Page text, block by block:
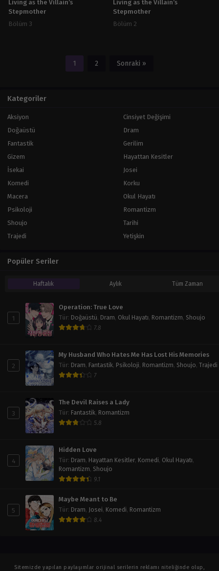
Living as the Villain’s
Stepmother
Bölüm 3
Living as the Villain’s
Stepmother
Bölüm 2
1 2 Sonraki »
Kategoriler
Aksiyon
Cinsiyet Değişimi
Doğaüstü
Dram
Fantastik
Gerilim
Gizem
Hayattan Kesitler
İsekai
Josei
Komedi
Korku
Macera
Okul Hayatı
Psikoloji
Romantizm
Shoujo
Tarihi
Trajedi
Yetişkin
Popüler Seriler
Haftalık Aylık Tüm Zaman
1
Operation: True Love
Tür: Doğaüstü, Dram, Okul Hayatı, Romantizm, Shoujo
7.8
2
My Husband Who Hates Me Has Lost His Memories
Tür: Dram, Fantastik, Psikoloji, Romantizm, Shoujo, Trajedi
7
3
The Devil Raises a Lady
Tür: Fantastik, Romantizm
5.8
4
Hidden Love
Tür: Dram, Hayattan Kesitler, Komedi, Okul Hayatı,
Romantizm, Shoujo
9.1
5
Maybe Meant to Be
Tür: Dram, Josei, Komedi, Romantizm
8.4
Sitemizde yapılan paylaşımlar orijinal serilerin reklamı niteliğinde olup,